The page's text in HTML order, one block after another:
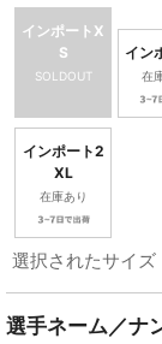
インポートX
S
SOLDOUT
イン
在
インポート2
XL
在庫あり
選択されたサイズ
選手ネーム／ナ